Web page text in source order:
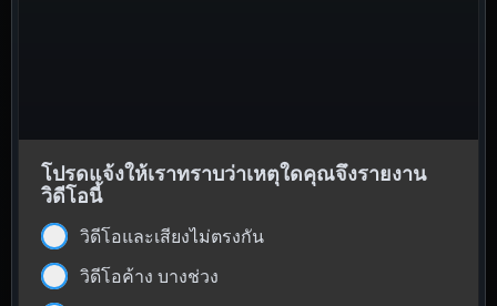
โปรดแจ้งให้เราทราบว่าเหตุใดคุณจึงรายงาน
วิดีโอนี้
วิดีโอและเสียงไม่ตรงกัน
วิดีโอค้าง บางช่วง